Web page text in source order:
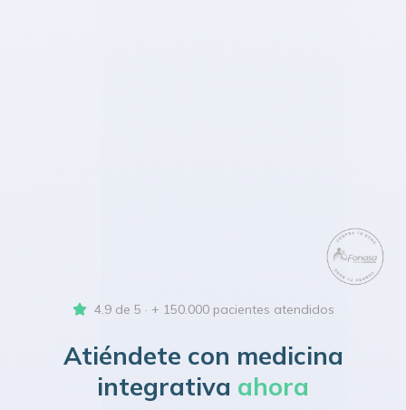
4.9 de 5 · + 150.000 pacientes atendidos
Atiéndete con medicina
integrativa ahora